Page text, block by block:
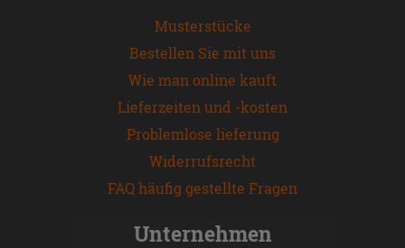
Musterstücke
Bestellen Sie mit uns
Wie man online kauft
Lieferzeiten und -kosten
Problemlose lieferung
Widerrufsrecht
FAQ häufig gestellte Fragen
Unternehmen